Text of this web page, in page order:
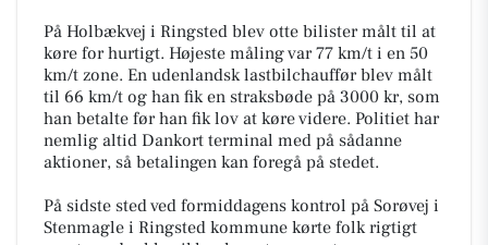
På Holbækvej i Ringsted blev otte bilister målt til at
køre for hurtigt. Højeste måling var 77 km/t i en 50
km/t zone. En udenlandsk lastbilchauffør blev målt
til 66 km/t og han fik en straksbøde på 3000 kr, som
han betalte før han fik lov at køre videre. Politiet har
nemlig altid Dankort terminal med på sådanne
aktioner, så betalingen kan foregå på stedet.
På sidste sted ved formiddagens kontrol på Sorøvej i
Stenmagle i Ringsted kommune kørte folk rigtigt